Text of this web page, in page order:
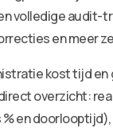
volledige audit-
en meer
kost tijd en
overzicht:
en doorlooptijd),